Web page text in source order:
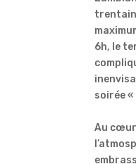
6h, le
soirée
Au